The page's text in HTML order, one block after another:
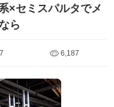
×セミスパルタでメ
ら
6,187